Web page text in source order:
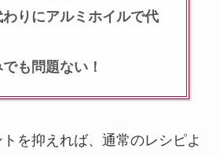
りにアルミホイルで代
も問題ない！
を抑えれば、 通常のレシピよ